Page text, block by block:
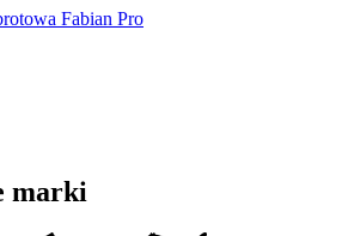
Fabian Pro
marki